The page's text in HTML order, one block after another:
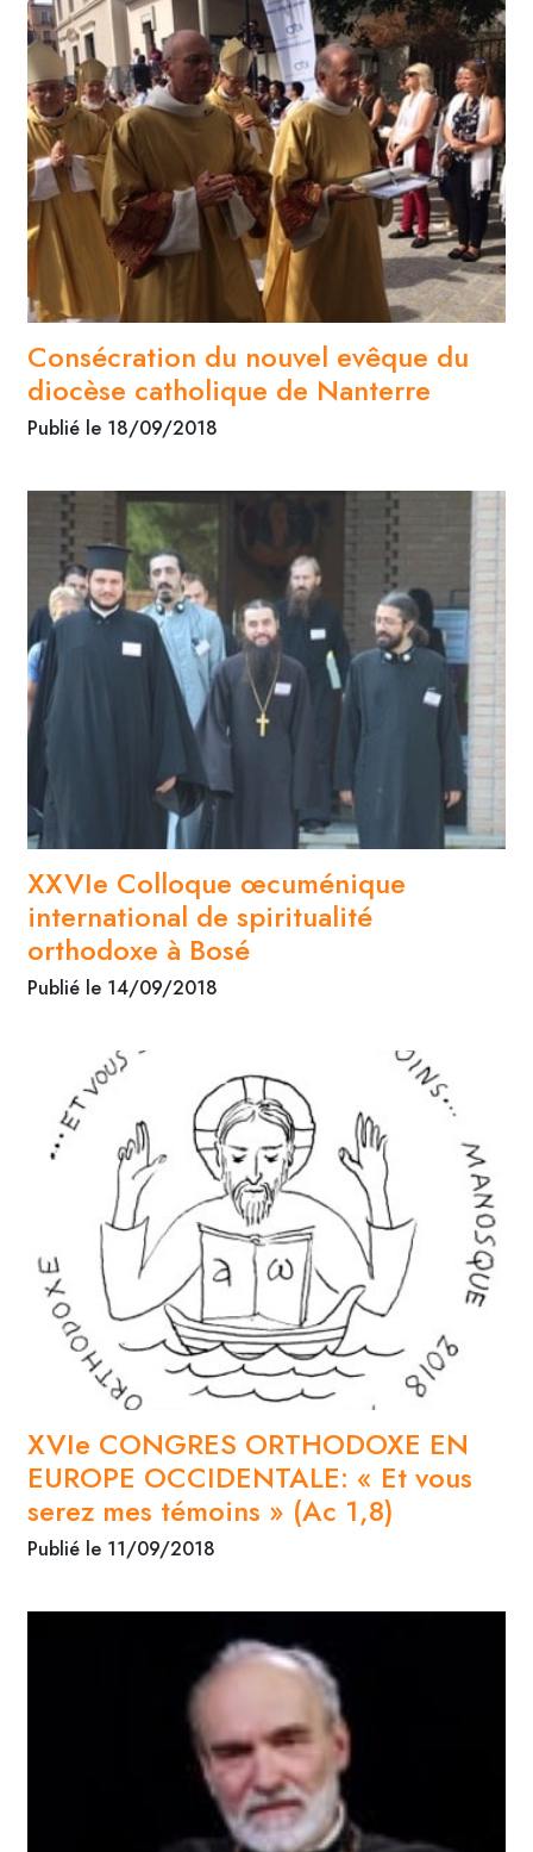
Consécration du nouvel evêque du
diocèse catholique de Nanterre
Publié le 18/09/2018
XXVIe Colloque œcuménique
international de spiritualité
orthodoxe à Bosé
Publié le 14/09/2018
XVIe CONGRES ORTHODOXE EN
EUROPE OCCIDENTALE: « Et vous
serez mes témoins » (Ac 1,8)
Publié le 11/09/2018